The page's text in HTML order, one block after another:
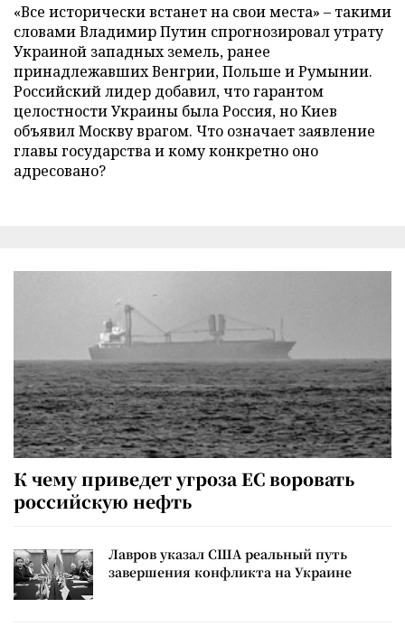
«Все исторически встанет на свои места» – такими
словами Владимир Путин спрогнозировал утрату
Украиной западных земель, ранее
принадлежавших Венгрии, Польше и Румынии.
Российский лидер добавил, что гарантом
целостности Украины была Россия, но Киев
объявил Москву врагом. Что означает заявление
главы государства и кому конкретно оно
адресовано?
К чему приведет угроза ЕС воровать
российскую нефть
Лавров указал США реальный путь
завершения конфликта на Украине